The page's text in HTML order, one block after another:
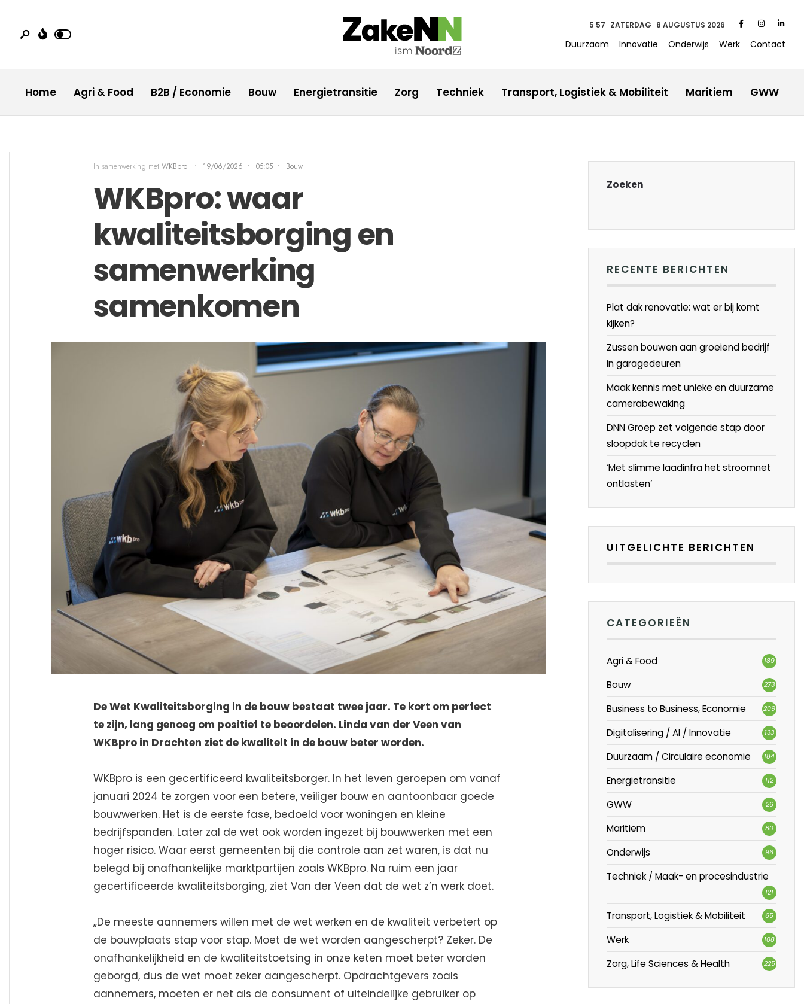
5:57 ZATERDAG 8 AUGUSTUS 2026
Duurzaam Innovatie Onderwijs Werk Contact
Home Agri & Food B2B / Economie Bouw Energietransitie Zorg Techniek Transport, Logistiek & Mobiliteit Maritiem GWW
In samenwerking met WKBpro • 19/06/2026 • 05:05 • Bouw
WKBpro: waar
kwaliteitsborging en
samenwerking
samenkomen
De Wet Kwaliteitsborging in de bouw bestaat twee jaar. Te kort om perfect
te zijn, lang genoeg om positief te beoordelen. Linda van der Veen van
WKBpro in Drachten ziet de kwaliteit in de bouw beter worden.
WKBpro is een gecertificeerd kwaliteitsborger. In het leven geroepen om vanaf
januari 2024 te zorgen voor een betere, veiliger bouw en aantoonbaar goede
bouwwerken. Het is de eerste fase, bedoeld voor woningen en kleine
bedrijfspanden. Later zal de wet ook worden ingezet bij bouwwerken met een
hoger risico. Waar eerst gemeenten bij die controle aan zet waren, is dat nu
belegd bij onafhankelijke marktpartijen zoals WKBpro. Na ruim een jaar
gecertificeerde kwaliteitsborging, ziet Van der Veen dat de wet z’n werk doet.
„De meeste aannemers willen met de wet werken en de kwaliteit verbetert op
de bouwplaats stap voor stap. Moet de wet worden aangescherpt? Zeker. De
onafhankelijkheid en de kwaliteitstoetsing in onze keten moet beter worden
geborgd, dus de wet moet zeker aangescherpt. Opdrachtgevers zoals
aannemers, moeten er net als de consument of uiteindelijke gebruiker op
Zoeken
RECENTE BERICHTEN
Plat dak renovatie: wat er bij komt
kijken?
Zussen bouwen aan groeiend bedrijf
in garagedeuren
Maak kennis met unieke en duurzame
camerabewaking
DNN Groep zet volgende stap door
sloopdak te recyclen
‘Met slimme laadinfra het stroomnet
ontlasten’
UITGELICHTE BERICHTEN
CATEGORIEËN
Agri & Food 189
Bouw 273
Business to Business, Economie 209
Digitalisering / AI / Innovatie 133
Duurzaam / Circulaire economie 184
Energietransitie 112
GWW 26
Maritiem 80
Onderwijs 96
Techniek / Maak- en procesindustrie
121
Transport, Logistiek & Mobiliteit 65
Werk 108
Zorg, Life Sciences & Health 225